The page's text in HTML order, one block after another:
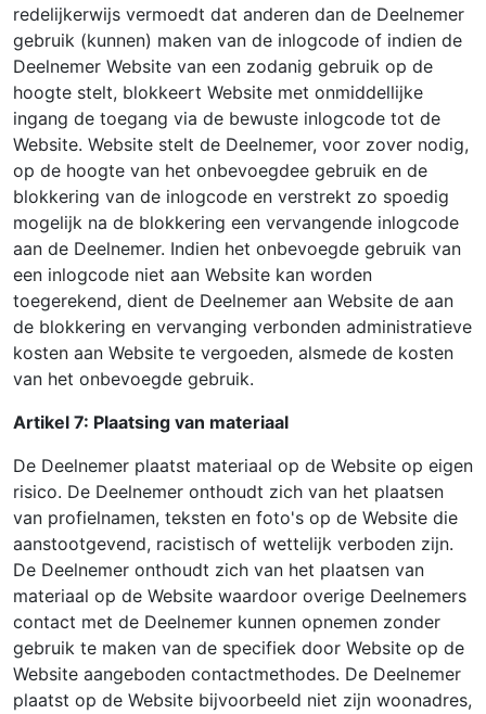
redelijkerwijs vermoedt dat anderen dan de Deelnemer
gebruik (kunnen) maken van de inlogcode of indien de
Deelnemer Website van een zodanig gebruik op de
hoogte stelt, blokkeert Website met onmiddellijke
ingang de toegang via de bewuste inlogcode tot de
Website. Website stelt de Deelnemer, voor zover nodig,
op de hoogte van het onbevoegdee gebruik en de
blokkering van de inlogcode en verstrekt zo spoedig
mogelijk na de blokkering een vervangende inlogcode
aan de Deelnemer. Indien het onbevoegde gebruik van
een inlogcode niet aan Website kan worden
toegerekend, dient de Deelnemer aan Website de aan
de blokkering en vervanging verbonden administratieve
kosten aan Website te vergoeden, alsmede de kosten
van het onbevoegde gebruik.
Artikel 7: Plaatsing van materiaal
De Deelnemer plaatst materiaal op de Website op eigen
risico. De Deelnemer onthoudt zich van het plaatsen
van profielnamen, teksten en foto's op de Website die
aanstootgevend, racistisch of wettelijk verboden zijn.
De Deelnemer onthoudt zich van het plaatsen van
materiaal op de Website waardoor overige Deelnemers
contact met de Deelnemer kunnen opnemen zonder
gebruik te maken van de specifiek door Website op de
Website aangeboden contactmethodes. De Deelnemer
plaatst op de Website bijvoorbeeld niet zijn woonadres,